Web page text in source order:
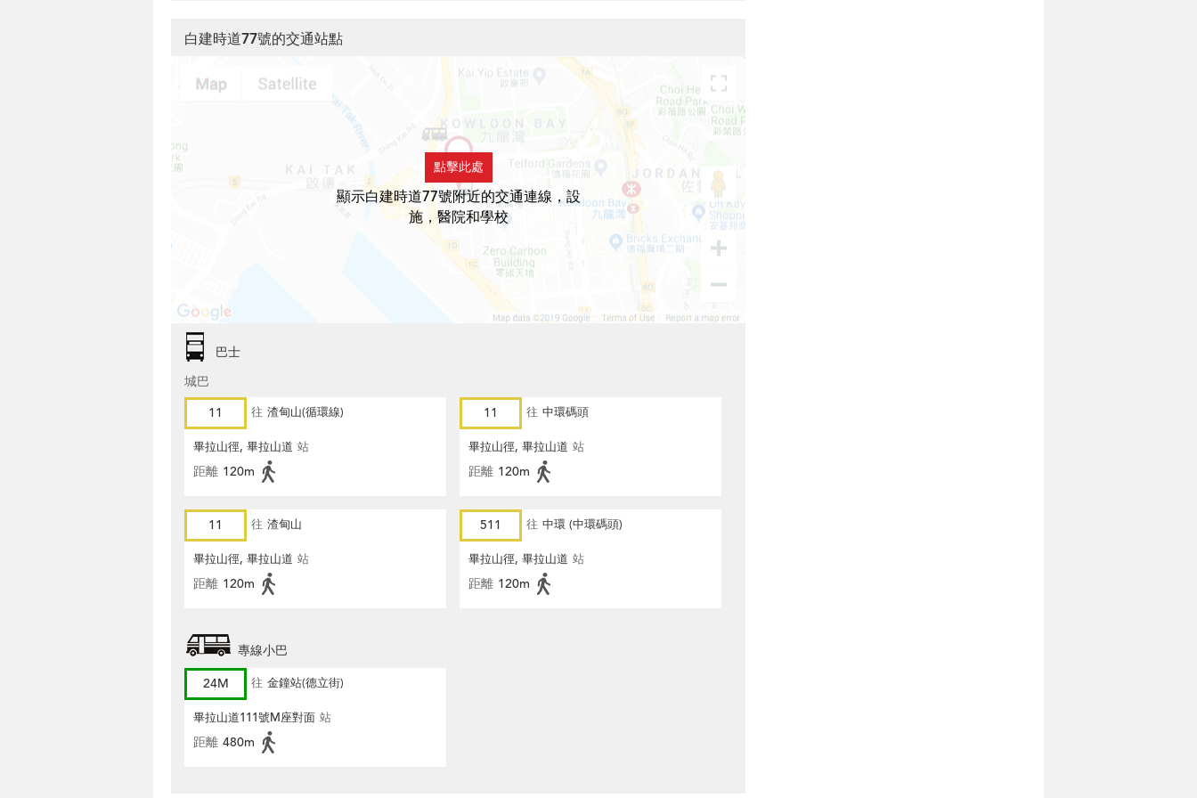
白建時道77號的交通站點
點擊此處
顯示白建時道77號附近的交通連線，設
施，醫院和學校
巴士
城巴
11
往 渣甸山(循環線)
畢拉山徑, 畢拉山道 站
距離 120m
11 往 中環碼頭
畢拉山徑, 畢拉山道 站
距離 120m
11 往 渣甸山
畢拉山徑, 畢拉山道 站
距離 120m
511 往 中環 (中環碼頭)
畢拉山徑, 畢拉山道 站
距離 120m
專線小巴
24M
往 金鐘站(德立街)
畢拉山道111號M座對面 站
距離 480m